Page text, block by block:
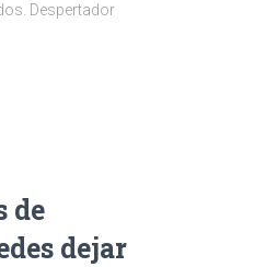
Despertador
de
dejar